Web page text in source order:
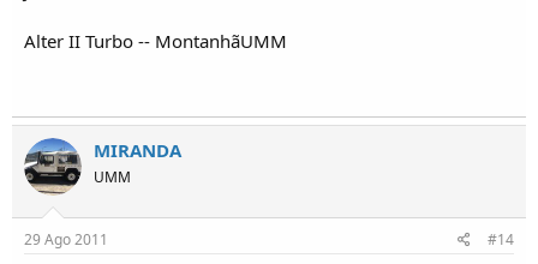
Alter II Turbo -- MontanhãUMM
MIRANDA
UMM
29 Ago 2011 #14